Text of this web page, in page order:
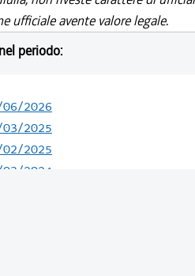
ufficiale avente valore legale.
periodo:
2026
2025
2025
2024
2024
2023
2023